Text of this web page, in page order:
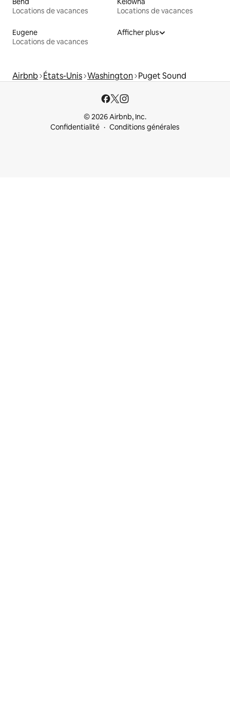
Locations de vacances
Locations de vacances
Eugene
Locations de vacances
Afficher plus
Airbnb États-Unis Washington Puget Sound
© 2026 Airbnb, Inc.
Confidentialité
Conditions générales